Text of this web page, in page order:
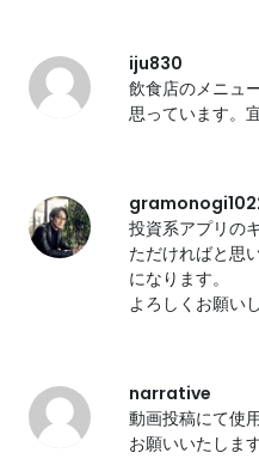
iju830
飲食店のメニュ
思っています。
投資系アプリの
ただければと思
になります。
よろしくお願い
narrative
動画投稿にて使
お願いいたします